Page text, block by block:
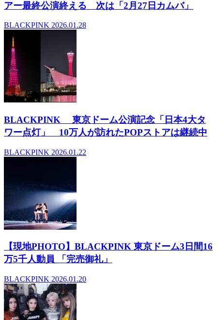
アー最終公演終える 次は「2月27日カムバ」
BLACKPINK 2026.01.28
BLACKPINK 東京ドーム公演記念「日本4大タ
ワー点灯」 10万人が訪れたPOPストアは継続中
BLACKPINK 2026.01.22
【現地PHOTO】BLACKPINK 東京ドーム3日間16
万5千人動員 「完売御礼」
BLACKPINK 2026.01.20